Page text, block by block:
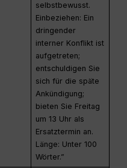
selbstbewusst.
Einbeziehen: Ein
dringender
interner Konflikt ist
aufgetreten;
entschuldigen Sie
sich für die späte
Ankündigung;
bieten Sie Freitag
um 13 Uhr als
Ersatztermin an.
Länge: Unter 100
Wörter.”